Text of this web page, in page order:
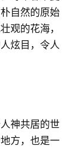
自然的原始
观的花海，
炫目，令人
神共居的世
方，也是一